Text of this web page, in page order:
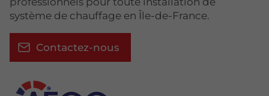
système de chauffage en Île-de-France.
Contactez-nous